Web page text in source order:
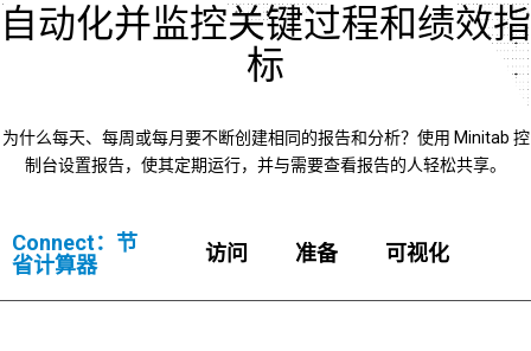
自动化并监控关键过程和绩效指
标
为什么每天、每周或每月要不断创建相同的报告和分析？使用 Minitab 控
制台设置报告，使其定期运行，并与需要查看报告的人轻松共享。
Connect：节
省计算器
访问 准备 可视化